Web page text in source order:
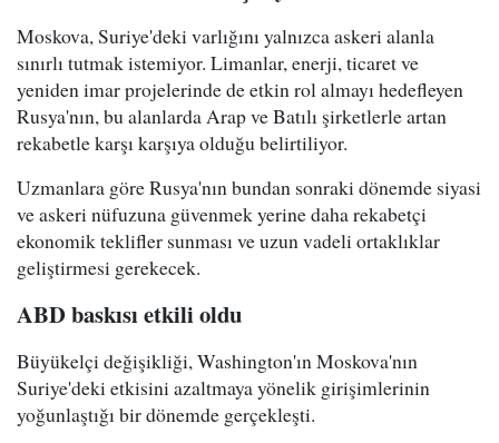
Moskova, Suriye'deki varlığını yalnızca askeri alanla
sınırlı tutmak istemiyor. Limanlar, enerji, ticaret ve
yeniden imar projelerinde de etkin rol almayı hedefleyen
Rusya'nın, bu alanlarda Arap ve Batılı şirketlerle artan
rekabetle karşı karşıya olduğu belirtiliyor.
Uzmanlara göre Rusya'nın bundan sonraki dönemde siyasi
ve askeri nüfuzuna güvenmek yerine daha rekabetçi
ekonomik teklifler sunması ve uzun vadeli ortaklıklar
geliştirmesi gerekecek.
ABD baskısı etkili oldu
Büyükelçi değişikliği, Washington'ın Moskova'nın
Suriye'deki etkisini azaltmaya yönelik girişimlerinin
yoğunlaştığı bir dönemde gerçekleşti.